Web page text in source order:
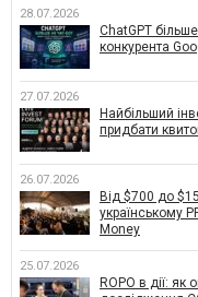
28.07.2026
ChatGPT
конкурента
27.07.2026
Найбільший
придбати
26.07.2026
Від $700 до
українському
Money
25.07.2026
ROPO в дії: